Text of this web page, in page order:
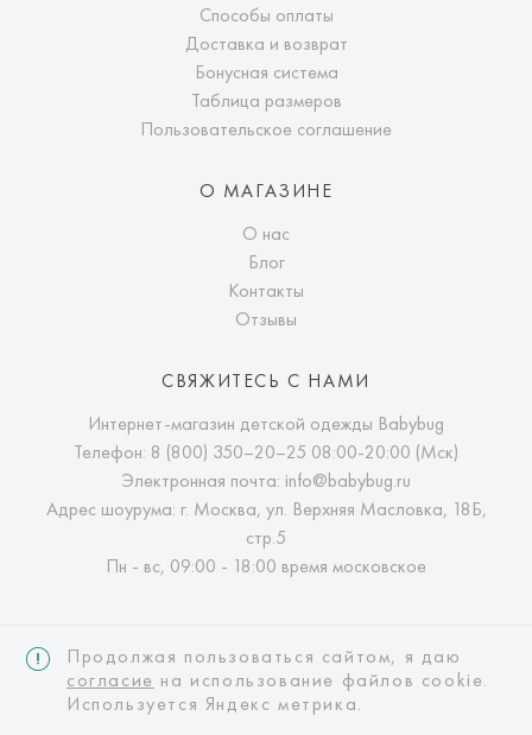
Способы оплаты
Доставка и возврат
Бонусная система
Таблица размеров
Пользовательское соглашение
О МАГАЗИНЕ
О нас
Блог
Контакты
Отзывы
СВЯЖИТЕСЬ С НАМИ
Интернет-магазин детской одежды Babybug
Телефон: 8 (800) 350–20–25 08:00-20:00 (Мск)
Электронная почта: info@babybug.ru
Адрес шоурума: г. Москва, ул. Верхняя Масловка, 18Б,
стр.5
Пн - вс, 09:00 - 18:00 время московское
Продолжая пользоваться сайтом, я даю
согласие на использование файлов cookie.
Используется Яндекс метрика.